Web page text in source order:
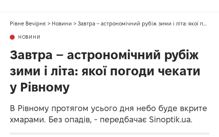
Рівне Вечірнє > Новини > Завтра – астрономічний рубіж зими і літа: якої погоди чекати у Рівному
НОВИНИ
Завтра – астрономічний рубіж
зими і літа: якої погоди чекати
у Рівному
В Рівному протягом усього дня небо буде вкрите
хмарами. Без опадів, - передбачає Sinoptik.ua.